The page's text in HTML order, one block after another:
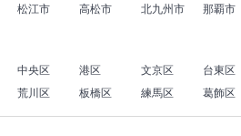
松江市 高松市 北九州市 那覇市
中央区 港区 文京区 台東区
荒川区 板橋区 練馬区 葛飾区